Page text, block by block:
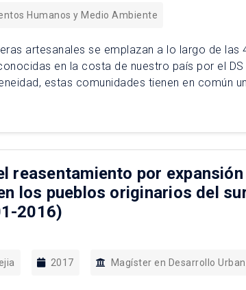
Humanos y Medio Ambiente
artesanales se emplazan a lo largo de
en la costa de nuestro país por el DS
estas comunidades tienen en común
reasentamiento por
los pueblos originarios del
2016)
2017 Magíster en Desarrollo